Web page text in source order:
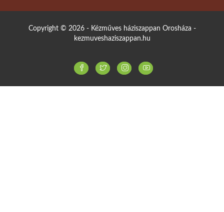
Copyright © 2026 - Kézműves háziszappan Orosháza -
kezmuveshaziszappan.hu